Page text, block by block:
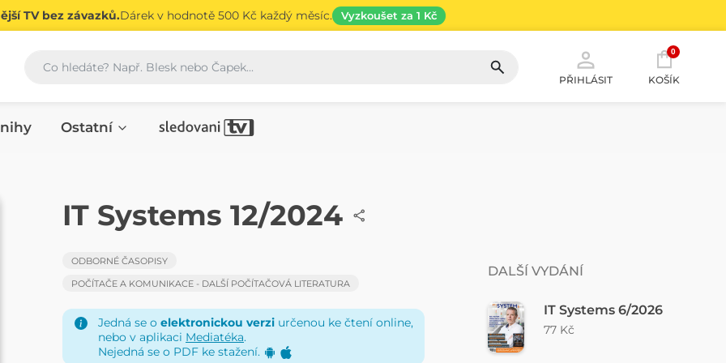
TV bez závazků.Dárek v hodnotě 500 Kč každý měsíc. Vyzkoušet za 1 Kč
Vyhledávání
PŘIHLÁSIT
0
KOŠÍK
Ostatní
ČASOPIS
IT Systems 12/2024
ODBORNÉ ČASOPISY
POČÍTAČE A KOMUNIKACE - DALŠÍ POČÍTAČOVÁ LITERATURA
Jedná se o elektronickou verzi určenou ke čtení online,
nebo v aplikaci Mediatéka.
Nejedná se o PDF ke stažení.
DALŠÍ VYDÁNÍ
IT Systems 6/2026
77 Kč